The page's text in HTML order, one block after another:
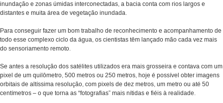
inundação e zonas úmidas interconectadas, a bacia conta com rios largos e
distantes e muita área de vegetação inundada.
Para conseguir fazer um bom trabalho de reconhecimento e acompanhamento de
todo esse complexo ciclo da água, os cientistas têm lançado mão cada vez mais
do sensoriamento remoto.
Se antes a resolução dos satélites utilizados era mais grosseira e contava com um
pixel de um quilômetro, 500 metros ou 250 metros, hoje é possível obter imagens
orbitais de altíssima resolução, com pixels de dez metros, um metro ou até 50
centímetros – o que torna as “fotografias” mais nítidas e fiéis à realidade.